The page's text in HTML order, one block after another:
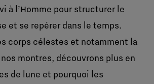
à l’Homme pour structurer le
et se repérer dans le temps.
corps célestes et notamment la
montres, découvrons plus en
de lune et pourquoi les